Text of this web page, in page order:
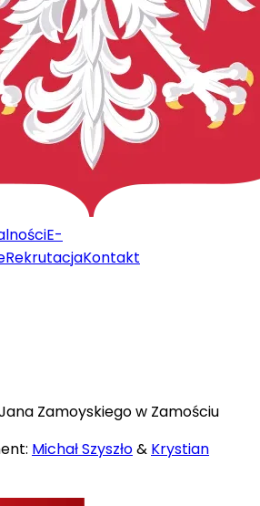
E-
RekrutacjaKontakt
Zamoyskiego w Zamościu
Michał Szyszło& Krystian